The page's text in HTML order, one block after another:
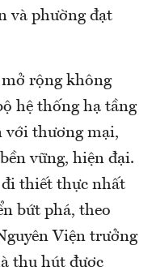
và phường đạt
rộng không
hệ thống hạ tầng
với thương mại,
vững, hiện đại.
thiết thực nhất
bứt phá, theo
Viện trưởng
thu hút được